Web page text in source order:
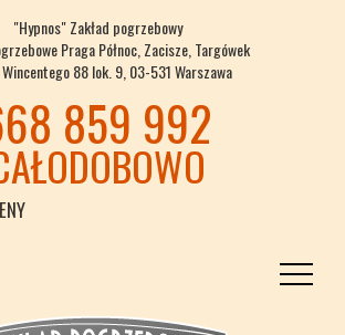
"Hypnos" Zakład pogrzebowy
Praga Północ, Zacisze, Targówek
Wincentego 88 lok. 9, 03-531 Warszawa
859 992